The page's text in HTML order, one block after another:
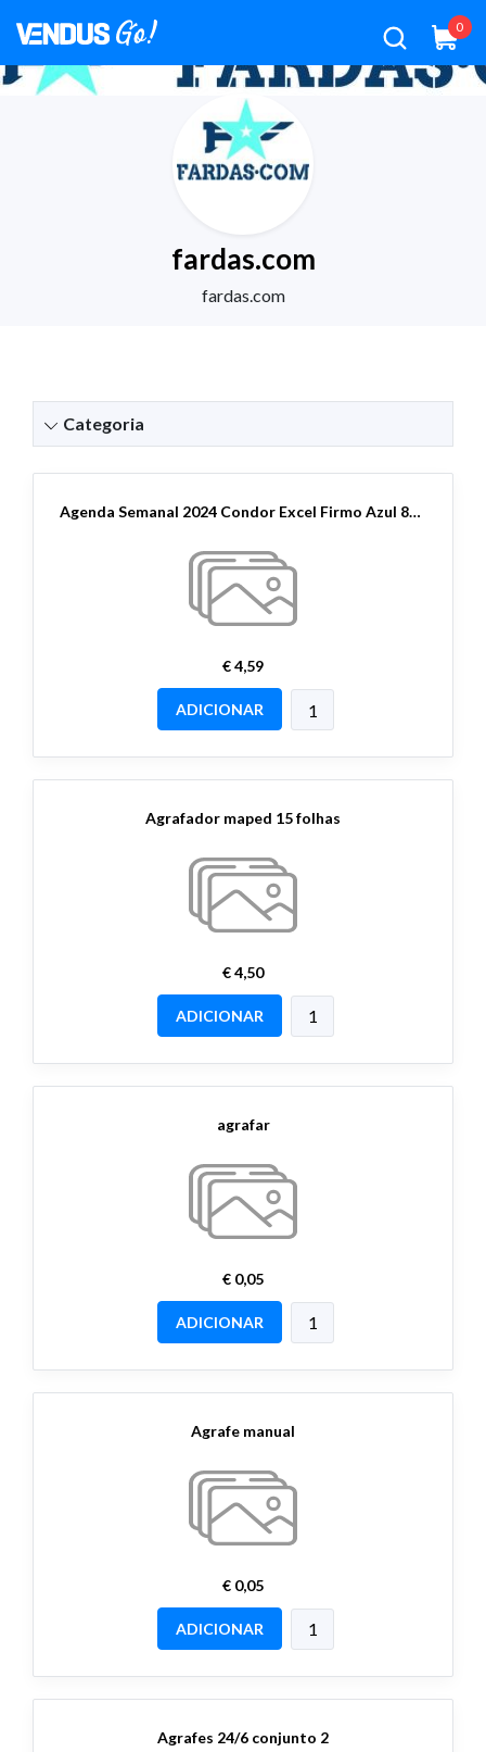
0
fardas.com
fardas.com
Categoria
Agenda Semanal 2024 Condor Excel Firmo Azul 8x15cm
€ 4,59
ADICIONAR
Agrafador maped 15 folhas
€ 4,50
ADICIONAR
agrafar
€ 0,05
ADICIONAR
Agrafe manual
€ 0,05
ADICIONAR
Agrafes 24/6 conjunto 2